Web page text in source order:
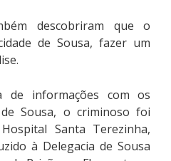
descobriram que o
de Sousa, fazer um
de informações com os
Sousa, o criminoso foi
Santa Terezinha,
à Delegacia de Sousa